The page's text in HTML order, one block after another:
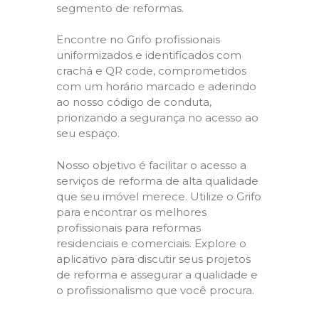
segmento de reformas.
Encontre no Grifo profissionais
uniformizados e identificados com
crachá e QR code, comprometidos
com um horário marcado e aderindo
ao nosso código de conduta,
priorizando a segurança no acesso ao
seu espaço.
Nosso objetivo é facilitar o acesso a
serviços de reforma de alta qualidade
que seu imóvel merece. Utilize o Grifo
para encontrar os melhores
profissionais para reformas
residenciais e comerciais. Explore o
aplicativo para discutir seus projetos
de reforma e assegurar a qualidade e
o profissionalismo que você procura.